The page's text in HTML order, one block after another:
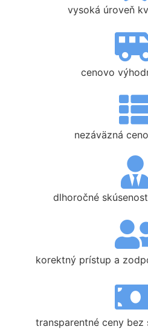
vysoká úroveň
cenovo
nezáväzná
dlhoročné
korektný prístup a
transparentné ceny